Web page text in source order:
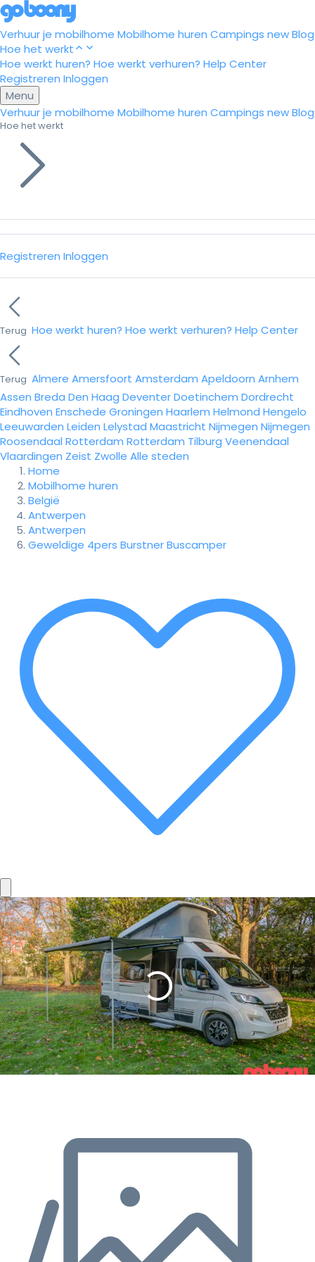
Verhuur je mobilhome Mobilhome huren Campings newBlog
Hoe het werkt
Hoe werkt huren? Hoe werkt verhuren? Help Center
Registreren Inloggen
Menu
Verhuur je mobilhome Mobilhome huren Campings newBlog
Hoe het werkt
Registreren Inloggen
Terug Hoe werkt huren? Hoe werkt verhuren? Help Center
Terug Almere Amersfoort Amsterdam Apeldoorn Arnhem
Assen Breda Den Haag DeventerDoetinchem Dordrecht
Eindhoven Enschede Groningen Haarlem Helmond Hengelo
Leeuwarden Leiden Lelystad Maastricht Nijmegen Nijmegen
Roosendaal Rotterdam Rotterdam Tilburg Veenendaal
Vlaardingen Zeist Zwolle Alle steden
Home
Mobilhome huren
België
Antwerpen
Antwerpen
Geweldige 4pers Burstner Buscamper